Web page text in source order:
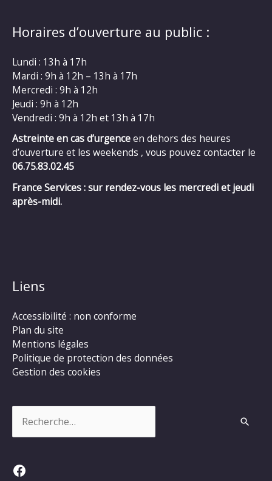
Horaires d’ouverture au public :
Lundi : 13h à 17h
Mardi : 9h à 12h – 13h à 17h
Mercredi : 9h à 12h
Jeudi : 9h à 12h
Vendredi : 9h à 12h et 13h à 17h
Astreinte en cas d’urgenceen dehors des heures
d’ouverture et les weekends , vous pouvez contacter le
06.75.83.02.45
France Services : sur rendez-vous les mercredi et jeudi
après-midi.
Liens
Accessibilité : non conforme
Plan du site
Mentions légales
Politique de protection des données
Gestion des cookies
Facebook